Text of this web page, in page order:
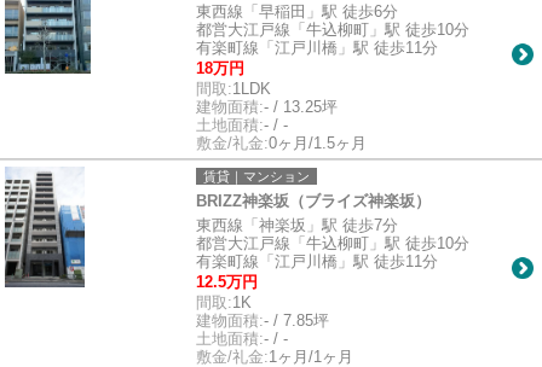
東西線「早稲田」駅 徒歩6分
都営大江戸線「牛込柳町」駅 徒歩10分
有楽町線「江戸川橋」駅 徒歩11分
18万円
間取:1LDK
建物面積:- / 13.25坪
土地面積:- / -
敷金/礼金:0ヶ月/1.5ヶ月
賃貸｜マンション
BRIZZ神楽坂（ブライズ神楽坂）
東西線「神楽坂」駅 徒歩7分
都営大江戸線「牛込柳町」駅 徒歩10分
有楽町線「江戸川橋」駅 徒歩11分
12.5万円
間取:1K
建物面積:- / 7.85坪
土地面積:- / -
敷金/礼金:1ヶ月/1ヶ月